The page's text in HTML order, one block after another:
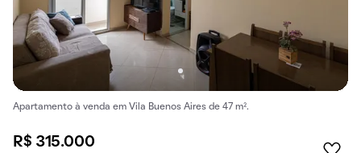
Apartamento à venda em Vila Buenos Aires de 47 m².
R$ 315.000